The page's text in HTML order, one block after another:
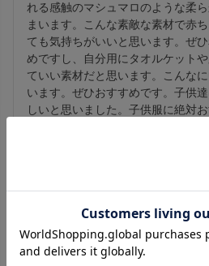
れる感触のマシュマロのような柔
まいます。こんな素敵な素材で赤
ても気持ちがいいと思います。ぜ
めですし、自分用にタオルケット
ていい素材だと思います。こんな
います。ぜひおすすめです。子供
しいと思いました。子供服に絶対